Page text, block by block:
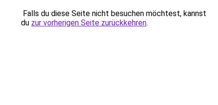
Falls du diese Seite nicht besuchen möchtest, kannst
du zur vorherigen Seite zurückkehren.